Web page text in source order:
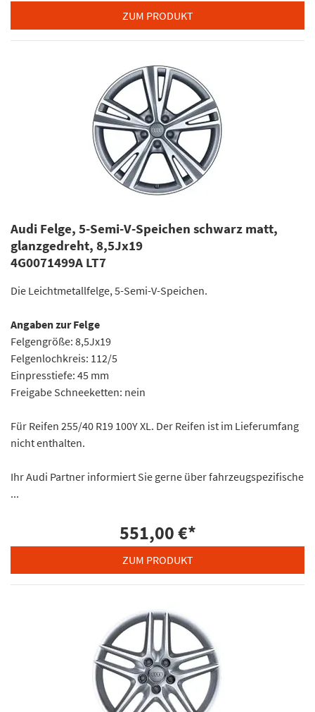
ZUM PRODUKT
Audi Felge, 5-Semi-V-Speichen schwarz matt,
glanzgedreht, 8,5Jx19
4G0071499A LT7
Die Leichtmetallfelge, 5-Semi-V-Speichen.
Angaben zur Felge
Felgengröße: 8,5Jx19
Felgenlochkreis: 112/5
Einpresstiefe: 45 mm
Freigabe Schneeketten: nein
Für Reifen 255/40 R19 100Y XL. Der Reifen ist im Lieferumfang
nicht enthalten.
Ihr Audi Partner informiert Sie gerne über fahrzeugspezifische
...
551,00 €*
ZUM PRODUKT